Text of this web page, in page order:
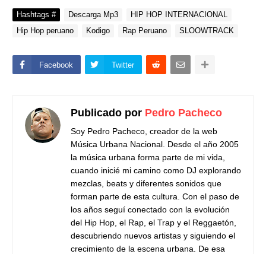
Hashtags # Descarga Mp3
HIP HOP INTERNACIONAL
Hip Hop peruano
Kodigo Rap Peruano SLOOWTRACK
Facebook Twitter
Publicado por Pedro Pacheco
Soy Pedro Pacheco, creador de la web
Música Urbana Nacional. Desde el año 2005
la música urbana forma parte de mi vida,
cuando inicié mi camino como DJ explorando
mezclas, beats y diferentes sonidos que
forman parte de esta cultura. Con el paso de
los años seguí conectado con la evolución
del Hip Hop, el Rap, el Trap y el Reggaetón,
descubriendo nuevos artistas y siguiendo el
crecimiento de la escena urbana. De esa